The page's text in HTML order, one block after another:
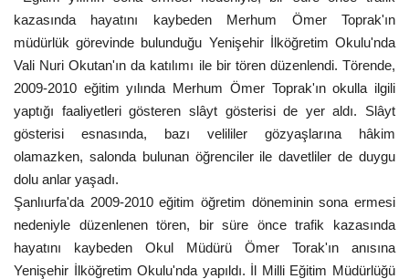
Spor
Gündem
Tekno Bilim
Ekonomi
Siyaset
Galeriler
kazasında hayatını kaybeden Merhum Ömer Toprak'ın
müdürlük görevinde bulunduğu Yenişehir İlköğretim Okulu'nda
Vali Nuri Okutan'ın da katılımı ile bir tören düzenlendi. Törende,
2009-2010 eğitim yılında Merhum Ömer Toprak'ın okulla ilgili
yaptığı faaliyetleri gösteren slâyt gösterisi de yer aldı. Slâyt
gösterisi esnasında, bazı velililer gözyaşlarına hâkim
olamazken, salonda bulunan öğrenciler ile davetliler de duygu
dolu anlar yaşadı.
Şanlıurfa'da 2009-2010 eğitim öğretim döneminin sona ermesi
nedeniyle düzenlenen tören, bir süre önce trafik kazasında
hayatını kaybeden Okul Müdürü Ömer Torak'ın anısına
Yenişehir İlköğretim Okulu'nda yapıldı. İl Milli Eğitim Müdürlüğü